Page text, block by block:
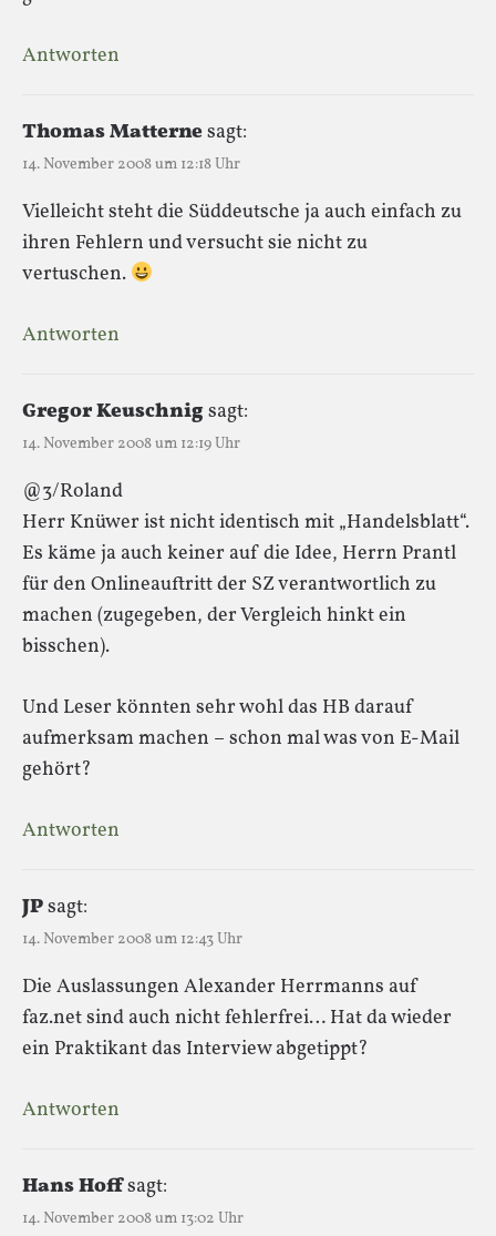
Antworten
Thomas Matternesagt:
14. November 2008 um 12:18 Uhr
Vielleicht steht die Süddeutsche ja auch einfach zu
ihren Fehlern und versucht sie nicht zu
vertuschen.
Antworten
Gregor Keuschnigsagt:
14. November 2008 um 12:19 Uhr
@3/Roland
Herr Knüwer ist nicht identisch mit „Handelsblatt“.
Es käme ja auch keiner auf die Idee, Herrn Prantl
für den Onlineauftritt der SZ verantwortlich zu
machen (zugegeben, der Vergleich hinkt ein
bisschen).
Und Leser könnten sehr wohl das HB darauf
aufmerksam machen – schon mal was von E-Mail
gehört?
Antworten
JPsagt:
14. November 2008 um 12:43 Uhr
Die Auslassungen Alexander Herrmanns auf
faz.net sind auch nicht fehlerfrei… Hat da wieder
ein Praktikant das Interview abgetippt?
Antworten
Hans Hoffsagt:
14. November 2008 um 13:02 Uhr